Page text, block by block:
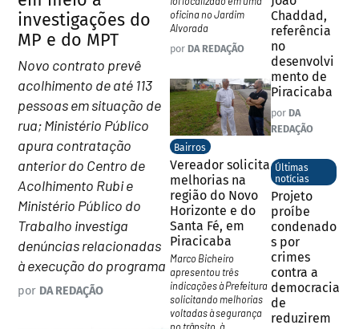
investigações do
MP e do MPT
Novo contrato prevê
acolhimento de até 113
pessoas em situação de
rua; Ministério Público
apura contratação
anterior do Centro de
Acolhimento Rubi e
Ministério Público do
Trabalho investiga
denúncias relacionadas
à execução do programa
por DA REDAÇÃO
oficina no Jardim
Alvorada
por DA REDAÇÃO
Bairros
Vereador solicita
melhorias na
região do Novo
Horizonte e do
Santa Fé, em
Piracicaba
Marco Bicheiro
apresentou três
indicações à Prefeitura
solicitando melhorias
voltadas à segurança
Chaddad,
referência
no
desenvolvi
mento de
Piracicaba
por DA
REDAÇÃO
Últimas
notícias
Projeto
proíbe
condenado
s por
crimes
contra a
democracia
de
reduzirem